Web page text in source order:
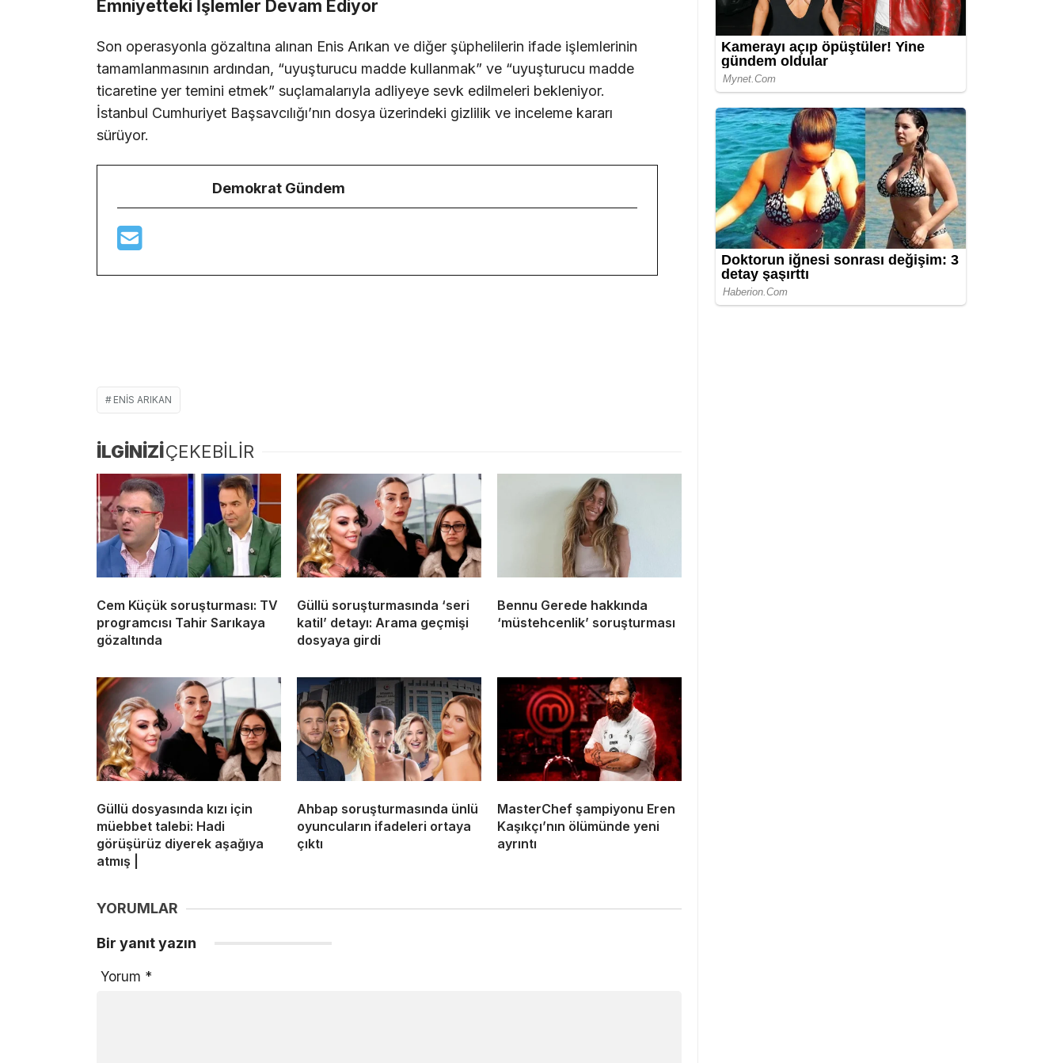
Emniyetteki İşlemler Devam Ediyor
Son operasyonla gözaltına alınan Enis Arıkan ve diğer şüphelilerin ifade işlemlerinin
tamamlanmasının ardından, “uyuşturucu madde kullanmak” ve “uyuşturucu madde
ticaretine yer temini etmek” suçlamalarıyla adliyeye sevk edilmeleri bekleniyor.
İstanbul Cumhuriyet Başsavcılığı’nın dosya üzerindeki gizlilik ve inceleme kararı
sürüyor.
Demokrat Gündem
ENIS ARIKAN
İLGİNİZİÇEKEBİLİR
Cem Küçük soruşturması: TV
programcısı Tahir Sarıkaya
gözaltında
Güllü soruşturmasında ‘seri
katil’ detayı: Arama geçmişi
dosyaya girdi
Bennu Gerede hakkında
‘müstehcenlik’ soruşturması
Güllü dosyasında kızı için
müebbet talebi: Hadi
görüşürüz diyerek aşağıya
atmış |
Ahbap soruşturmasında ünlü
oyuncuların ifadeleri ortaya
çıktı
MasterChef şampiyonu Eren
Kaşıkçı’nın ölümünde yeni
ayrıntı
YORUMLAR
Bir yanıt yazın
Yorum *